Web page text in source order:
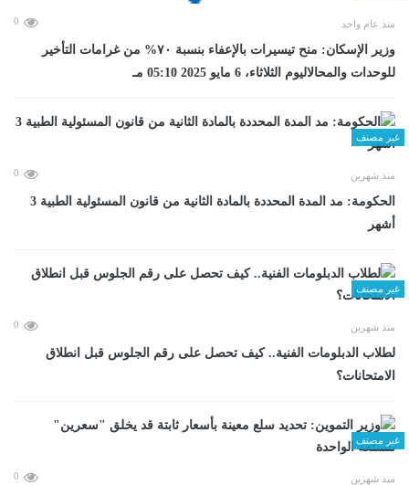
منذ عام واحد 0
وزير الإسكان: منح تيسيرات بالإعفاء بنسبة ٧٠% من غرامات التأخير
للوحدات والمحالاليوم الثلاثاء، 6 مايو 2025 05:10 مـ
غير مصنف
منذ شهرين 0
الحكومة: مد المدة المحددة بالمادة الثانية من قانون المسئولية الطبية 3
أشهر
غير مصنف
منذ شهرين 0
لطلاب الدبلومات الفنية.. كيف تحصل على رقم الجلوس قبل انطلاق
الامتحانات؟
غير مصنف
منذ شهرين 0